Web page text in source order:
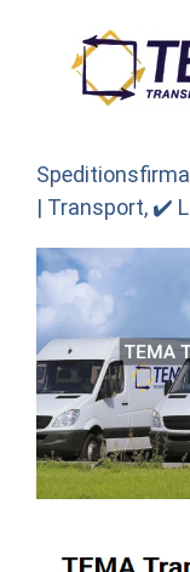
| Transport, ✔️